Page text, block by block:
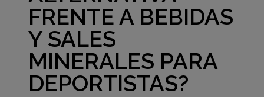
FRENTE A BEBIDAS
Y SALES
MINERALES PARA
DEPORTISTAS?